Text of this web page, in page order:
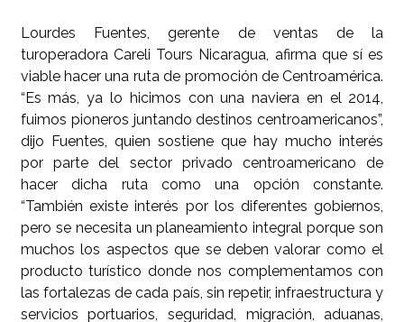
Lourdes Fuentes, gerente de ventas de la
turoperadora Careli Tours Nicaragua, afirma que sí es
viable hacer una ruta de promoción de Centroamérica.
“Es más, ya lo hicimos con una naviera en el 2014,
fuimos pioneros juntando destinos centroamericanos”,
dijo Fuentes, quien sostiene que hay mucho interés
por parte del sector privado centroamericano de
hacer dicha ruta como una opción constante.
“También existe interés por los diferentes gobiernos,
pero se necesita un planeamiento integral porque son
muchos los aspectos que se deben valorar como el
producto turístico donde nos complementamos con
las fortalezas de cada país, sin repetir, infraestructura y
servicios portuarios, seguridad, migración, aduanas,